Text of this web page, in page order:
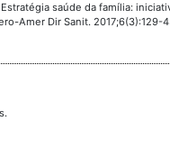
saúde da família:
Amer Dir Sanit. 2017;6(3):129-